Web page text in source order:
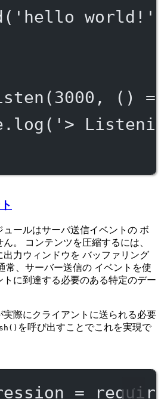
( 'hello world!'
(3000 , ()
log ( '>
ールはサーバ送信イベントの ボ
。 コンテンツを圧縮するには、
出力ウィンドウを バッファリング
常、サーバー送信の イベントを使
トに到達する必要のある特定のデー
際にクライアントに送られる必要
を呼び出すことでこれを実現で
=